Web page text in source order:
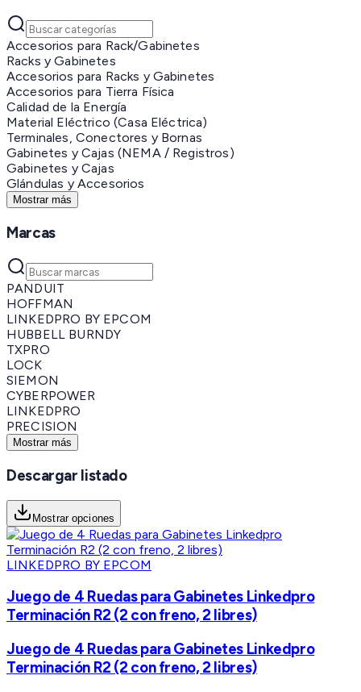
Accesorios para Rack/Gabinetes
Racks y Gabinetes
Accesorios para Racks y Gabinetes
Accesorios para Tierra Física
Calidad de la Energía
Material Eléctrico (Casa Eléctrica)
Terminales, Conectores y Bornas
Gabinetes y Cajas (NEMA / Registros)
Gabinetes y Cajas
Glándulas y Accesorios
Mostrar más
Marcas
PANDUIT
HOFFMAN
LINKEDPRO BY EPCOM
HUBBELL BURNDY
TXPRO
LOCK
SIEMON
CYBERPOWER
LINKEDPRO
PRECISION
Mostrar más
Descargar listado
Mostrar opciones
LINKEDPRO BY EPCOM
Juego de 4 Ruedas para Gabinetes Linkedpro
Terminación R2 (2 con freno, 2 libres)
Juego de 4 Ruedas para Gabinetes Linkedpro
Terminación R2 (2 con freno, 2 libres)